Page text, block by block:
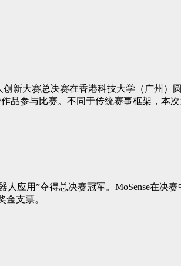
新大赛总决赛在香港科技大学（广州
品参与比赛。不同于传统赛事框架，本
人应用”夺得总决赛冠军。MoSense在
支票。